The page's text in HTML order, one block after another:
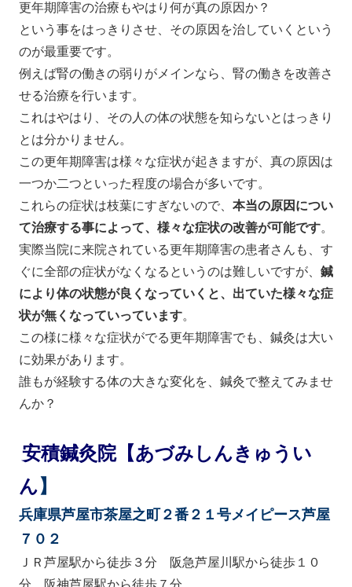
更年期障害の治療もやはり何が真の原因か？
という事をはっきりさせ、その原因を治していくという
のが最重要です。
例えば腎の働きの弱りがメインなら、腎の働きを改善さ
せる治療を行います。
これはやはり、その人の体の状態を知らないとはっきり
とは分かりません。
この更年期障害は様々な症状が起きますが、真の原因は
一つか二つといった程度の場合が多いです。
これらの症状は枝葉にすぎないので、 本当の原因につい
て治療する事によって、様々な症状の改善が可能です。
実際当院に来院されている更年期障害の患者さんも、す
ぐに全部の症状がなくなるというのは難しいですが、 鍼
により体の状態が良くなっていくと、出ていた様々な症
状が無くなっていっています。
この様に様々な症状がでる更年期障害でも、鍼灸は大い
に効果があります。
誰もが経験する体の大きな変化を、鍼灸で整えてみませ
んか？
安積鍼灸院【あづみしんきゅうい
ん】
兵庫県芦屋市茶屋之町２番２１号メイピース芦屋
７０２
ＪＲ芦屋駅から徒歩３分 阪急芦屋川駅から徒歩１０